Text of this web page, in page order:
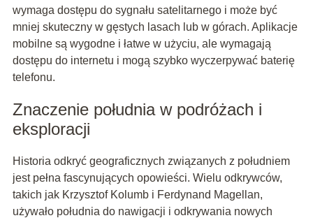
wymaga dostępu do sygnału satelitarnego i może być
mniej skuteczny w gęstych lasach lub w górach. Aplikacje
mobilne są wygodne i łatwe w użyciu, ale wymagają
dostępu do internetu i mogą szybko wyczerpywać baterię
telefonu.
Znaczenie południa w podróżach i
eksploracji
Historia odkryć geograficznych związanych z południem
jest pełna fascynujących opowieści. Wielu odkrywców,
takich jak Krzysztof Kolumb i Ferdynand Magellan,
używało południa do nawigacji i odkrywania nowych